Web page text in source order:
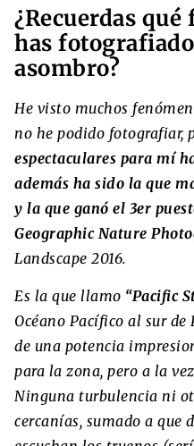
¿Recuerdas
has
asombro?
He visto muchos
no he podido fotografiar,
espectaculares para mí
además ha sido la que
y la que ganó el 3er
Geographic Nature
Landscape 2016.
Es la que llamo “Pacific
Océano Pacífico al sur
de una potencia
para la zona, pero a la
Ninguna turbulencia ni
cercanías, sumado a que